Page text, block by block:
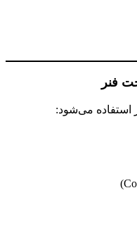
استفاده می‌شود: